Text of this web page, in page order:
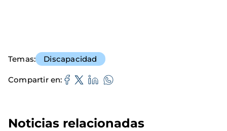
Temas Discapacidad
Compartir en
Noticias relacionadas